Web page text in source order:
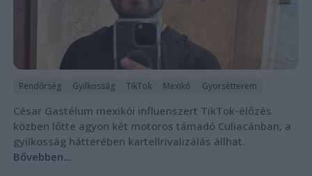
Rendőrség Gyilkosság TikTok Mexikó Gyorsétterem
César Gastélum mexikói influenszert TikTok-élőzés
közben lőtte agyon két motoros támadó Culiacánban, a
gyilkosság hátterében kartellrivalizálás állhat.
Bővebben...